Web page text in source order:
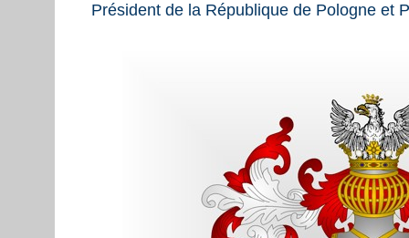
Président de la République de Pologne et